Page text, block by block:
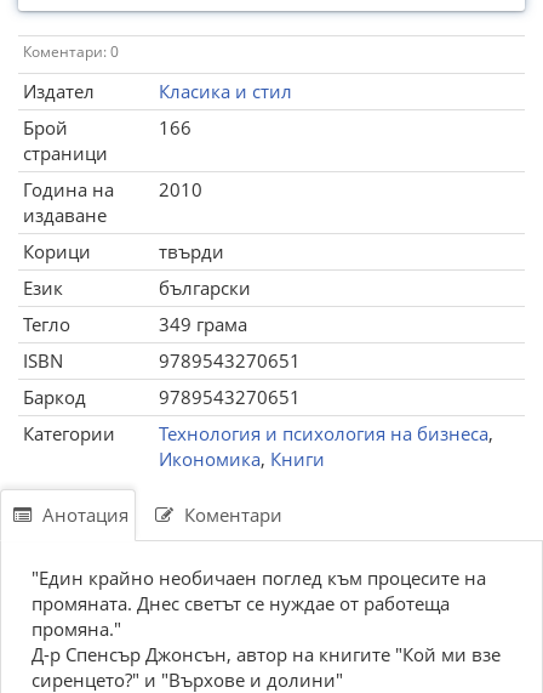
Коментари: 0
Издател
Класика и стил
Брой
страници
166
Година на
издаване
2010
Корици
твърди
Език
български
Тегло
349 грама
ISBN
9789543270651
Баркод
9789543270651
Категории
Технология и психология на бизнеса,
Икономика, Книги
Анотация Коментари
"Един крайно необичаен поглед към процесите на
промяната. Днес светът се нуждае от работеща
промяна."
Д-р Спенсър Джонсън, автор на книгите "Кой ми взе
сиренцето?" и "Върхове и долини"